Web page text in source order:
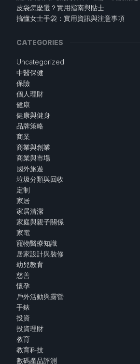
皮袋怎麼選？實用指南與貼士
搞懂女士手袋：實用資訊與注意事項
CATEGORIES
Uncategorized
中醫保健
保險
個人理財
健康
健康與健身
品牌策略
商業
商業與創業
商業與市場
國外旅遊
垃圾分類與回收
定制
家居
家居清潔
家庭與親子關係
家電
寵物醫療知識
居家設計與裝修
幼兒教育
慈善
懷孕
戶外活動與露營
手錶
投資
投資理財
教育
教育科技
數碼產品評測